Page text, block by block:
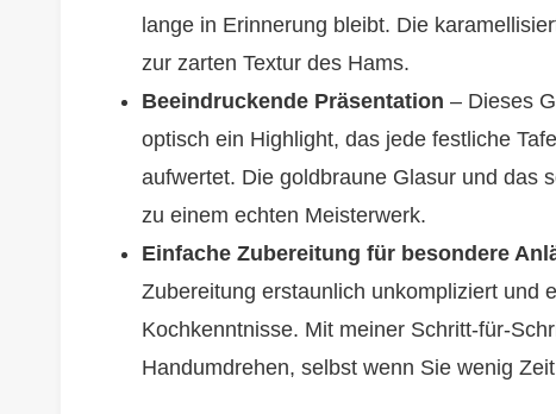
lange in Erinnerung bleibt. Die
zur zarten Textur des Hams.
Beeindruckende Präsentation – Dieses
optisch ein Highlight, das jede festliche
aufwertet. Die goldbraune Glasur und das
zu einem echten Meisterwerk.
Einfache Zubereitung für besondere
Zubereitung erstaunlich unkompliziert und
Kochkenntnisse. Mit meiner Schritt-für-
Handumdrehen, selbst wenn Sie wenig